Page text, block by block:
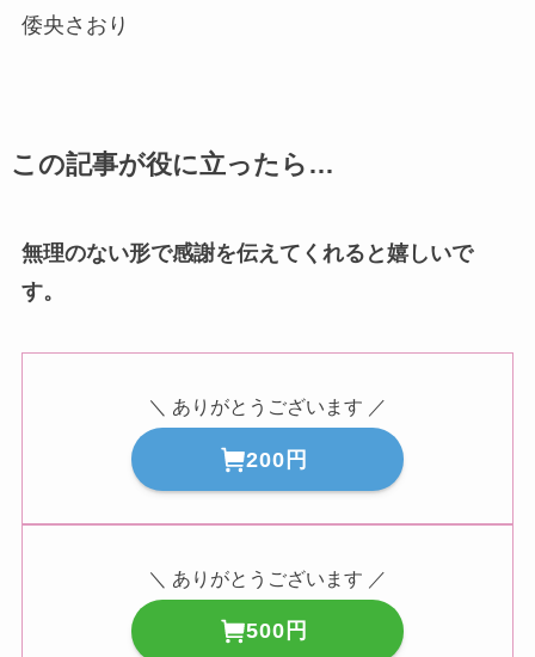
倭央さおり
この記事が役に立ったら…
無理のない形で感謝を伝えてくれると嬉しいで
す。
＼ ありがとうございます ／
200円
＼ ありがとうございます ／
500円